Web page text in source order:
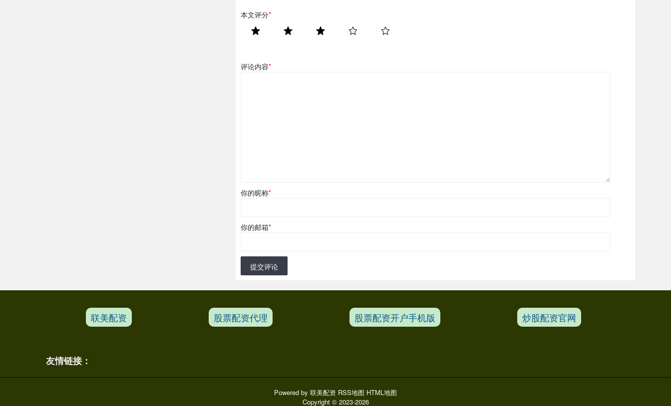
本文评分*
评论内容*
你的昵称*
你的邮箱*
提交评论
联美配资 股票配资代理 股票配资开户手机版 炒股配资官网
友情链接：
Powered by 联美配资 RSS地图 HTML地图
Copyright © 2023-2026